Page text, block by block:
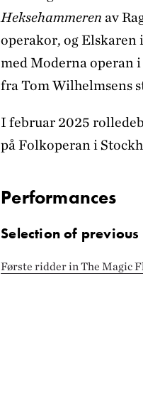
Heksehammeren av
operakor, og Elskaren
med Moderna operan
fra Tom Wilhelmsens
I februar 2025
på Folkoperan i
Performances
Selection of previous
Første ridder in The Magic